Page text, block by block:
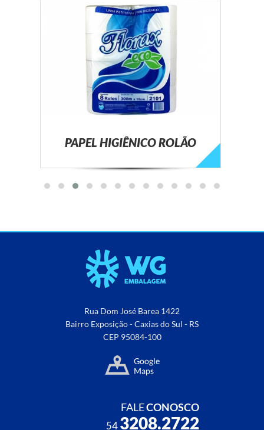
PAPEL HIGIÊNICO ROLÃO
Rua Dom José Barea 1422
Bairro Exposição - Caxias do Sul - RS
CEP 95084-100
FALECONOSCO
543208.2722